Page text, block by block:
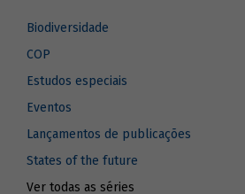
Biodiversidade
COP
Estudos especiais
Eventos
Lançamentos de publicações
States of the future
Ver todas as séries